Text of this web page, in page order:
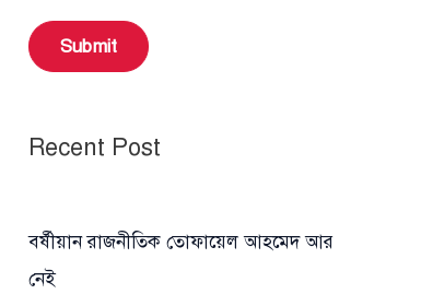
Submit
Recent Post
বর্ষীয়ান রাজনীতিক তোফায়েল আহমেদ আর
নেই